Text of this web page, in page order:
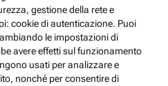
gestione della rete e
cookie di autenticazione. Puoi
le impostazioni di
avere effetti sul funzionamento
usati per analizzare e
nonché per consentire di